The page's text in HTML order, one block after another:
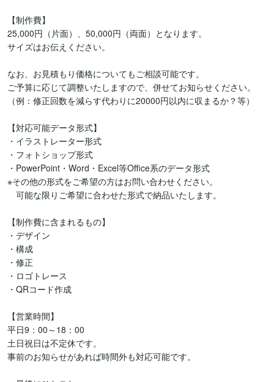
【制作費】
25,000円（片面）、50,000円（両面）となります。
サイズはお伝えください。
なお、お見積もり価格についてもご相談可能です。
ご予算に応じて調整いたしますので、併せてお知らせください。
（例：修正回数を減らす代わりに20000円以内に収まるか？等）
【対応可能データ形式】
・イラストレーター形式
・フォトショップ形式
・PowerPoint・Word・Excel等Office系のデータ形式
※その他の形式をご希望の方はお問い合わせください。
可能な限りご希望に合わせた形式で納品いたします。
【制作費に含まれるもの】
・デザイン
・構成
・修正
・ロゴトレース
・QRコード作成
【営業時間】
平日9：00～18：00
土日祝日は不定休です。
事前のお知らせがあれば時間外も対応可能です。